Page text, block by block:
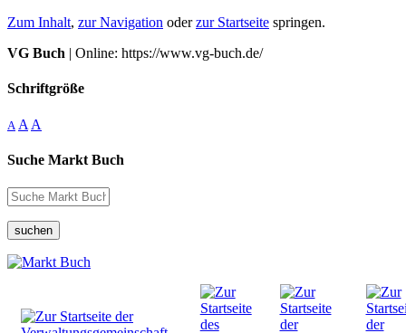
Zum Inhalt, zur Navigation oderzur Startseite springen.
VG Buch | Online: https://www.vg-buch.de/
Schriftgröße
A A A
Suche Markt Buch
suchen